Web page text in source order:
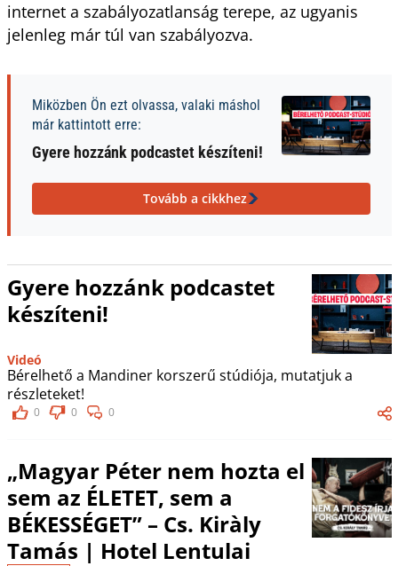
internet a szabályozatlanság terepe, az ugyanis
jelenleg már túl van szabályozva.
Miközben Ön ezt olvassa, valaki máshol
már kattintott erre:
Gyere hozzánk podcastet készíteni!
Tovább a cikkhez
Gyere hozzánk podcastet
készíteni!
Videó
Bérelhető a Mandiner korszerű stúdiója, mutatjuk a
részleteket!
0 0 0
„Magyar Péter nem hozta el
sem az ÉLETET, sem a
BÉKESSÉGET” – Cs. Kiràly
Tamás | Hotel Lentulai